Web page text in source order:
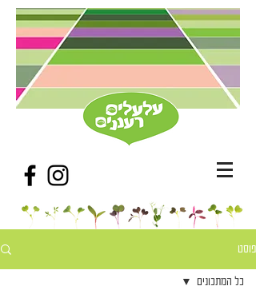
פוסט
כל המתכונים